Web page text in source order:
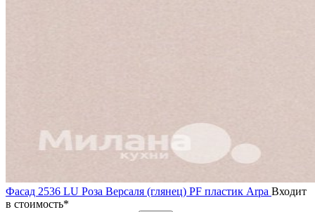
Фасад 2536 LU Роза Версаля (глянец) PF пластик Arpa Входит
в стоимость*